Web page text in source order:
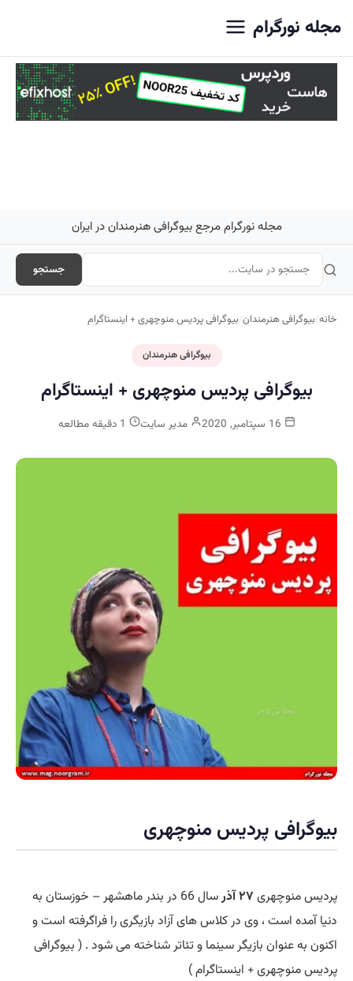
مجله نورگرام
مجله نورگرام مرجع بیوگرافی هنرمندان در ایران
جستجو
خانه/بیوگرافی هنرمندان/بیوگرافی پردیس منوچهری + اینستاگرام
بیوگرافی هنرمندان
بیوگرافی پردیس منوچهری + اینستاگرام
مدیر سایت
بیوگرافی پردیس منوچهری
پردیس منوچهری ۲۷ آذر
سال 66 در بندر ماهشهر – خوزستان به
دنیا آمده است ، وی در کلاس های آزاد بازیگری را فراگرفته است و
اکنون به عنوان بازیگر سینما و تئاتر شناخته می شود . ( بیوگرافی
پردیس منوچهری + اینستاگرام )